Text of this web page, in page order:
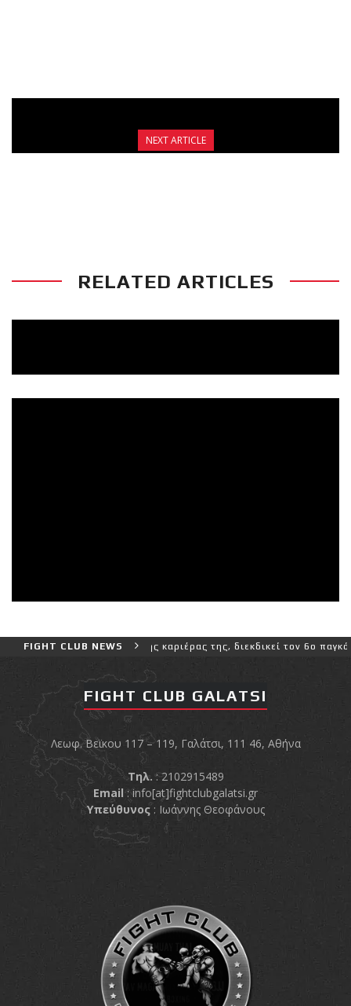
NEXT ARTICLE
RELATED ARTICLES
FIGHT CLUB NEWS
αγώνα της καριέρας της, διεκδικεί τον 6ο παγκόσμιο
FIGHT CLUB GALATSI
Λεωφ. Βεϊκου 117 – 119, Γαλάτσι, 111 46, Αθήνα
Τηλ. : 2102915489
Email :info[at]fightclubgalatsi.gr
Υπεύθυνος: Ιωάννης Θεοφάνους